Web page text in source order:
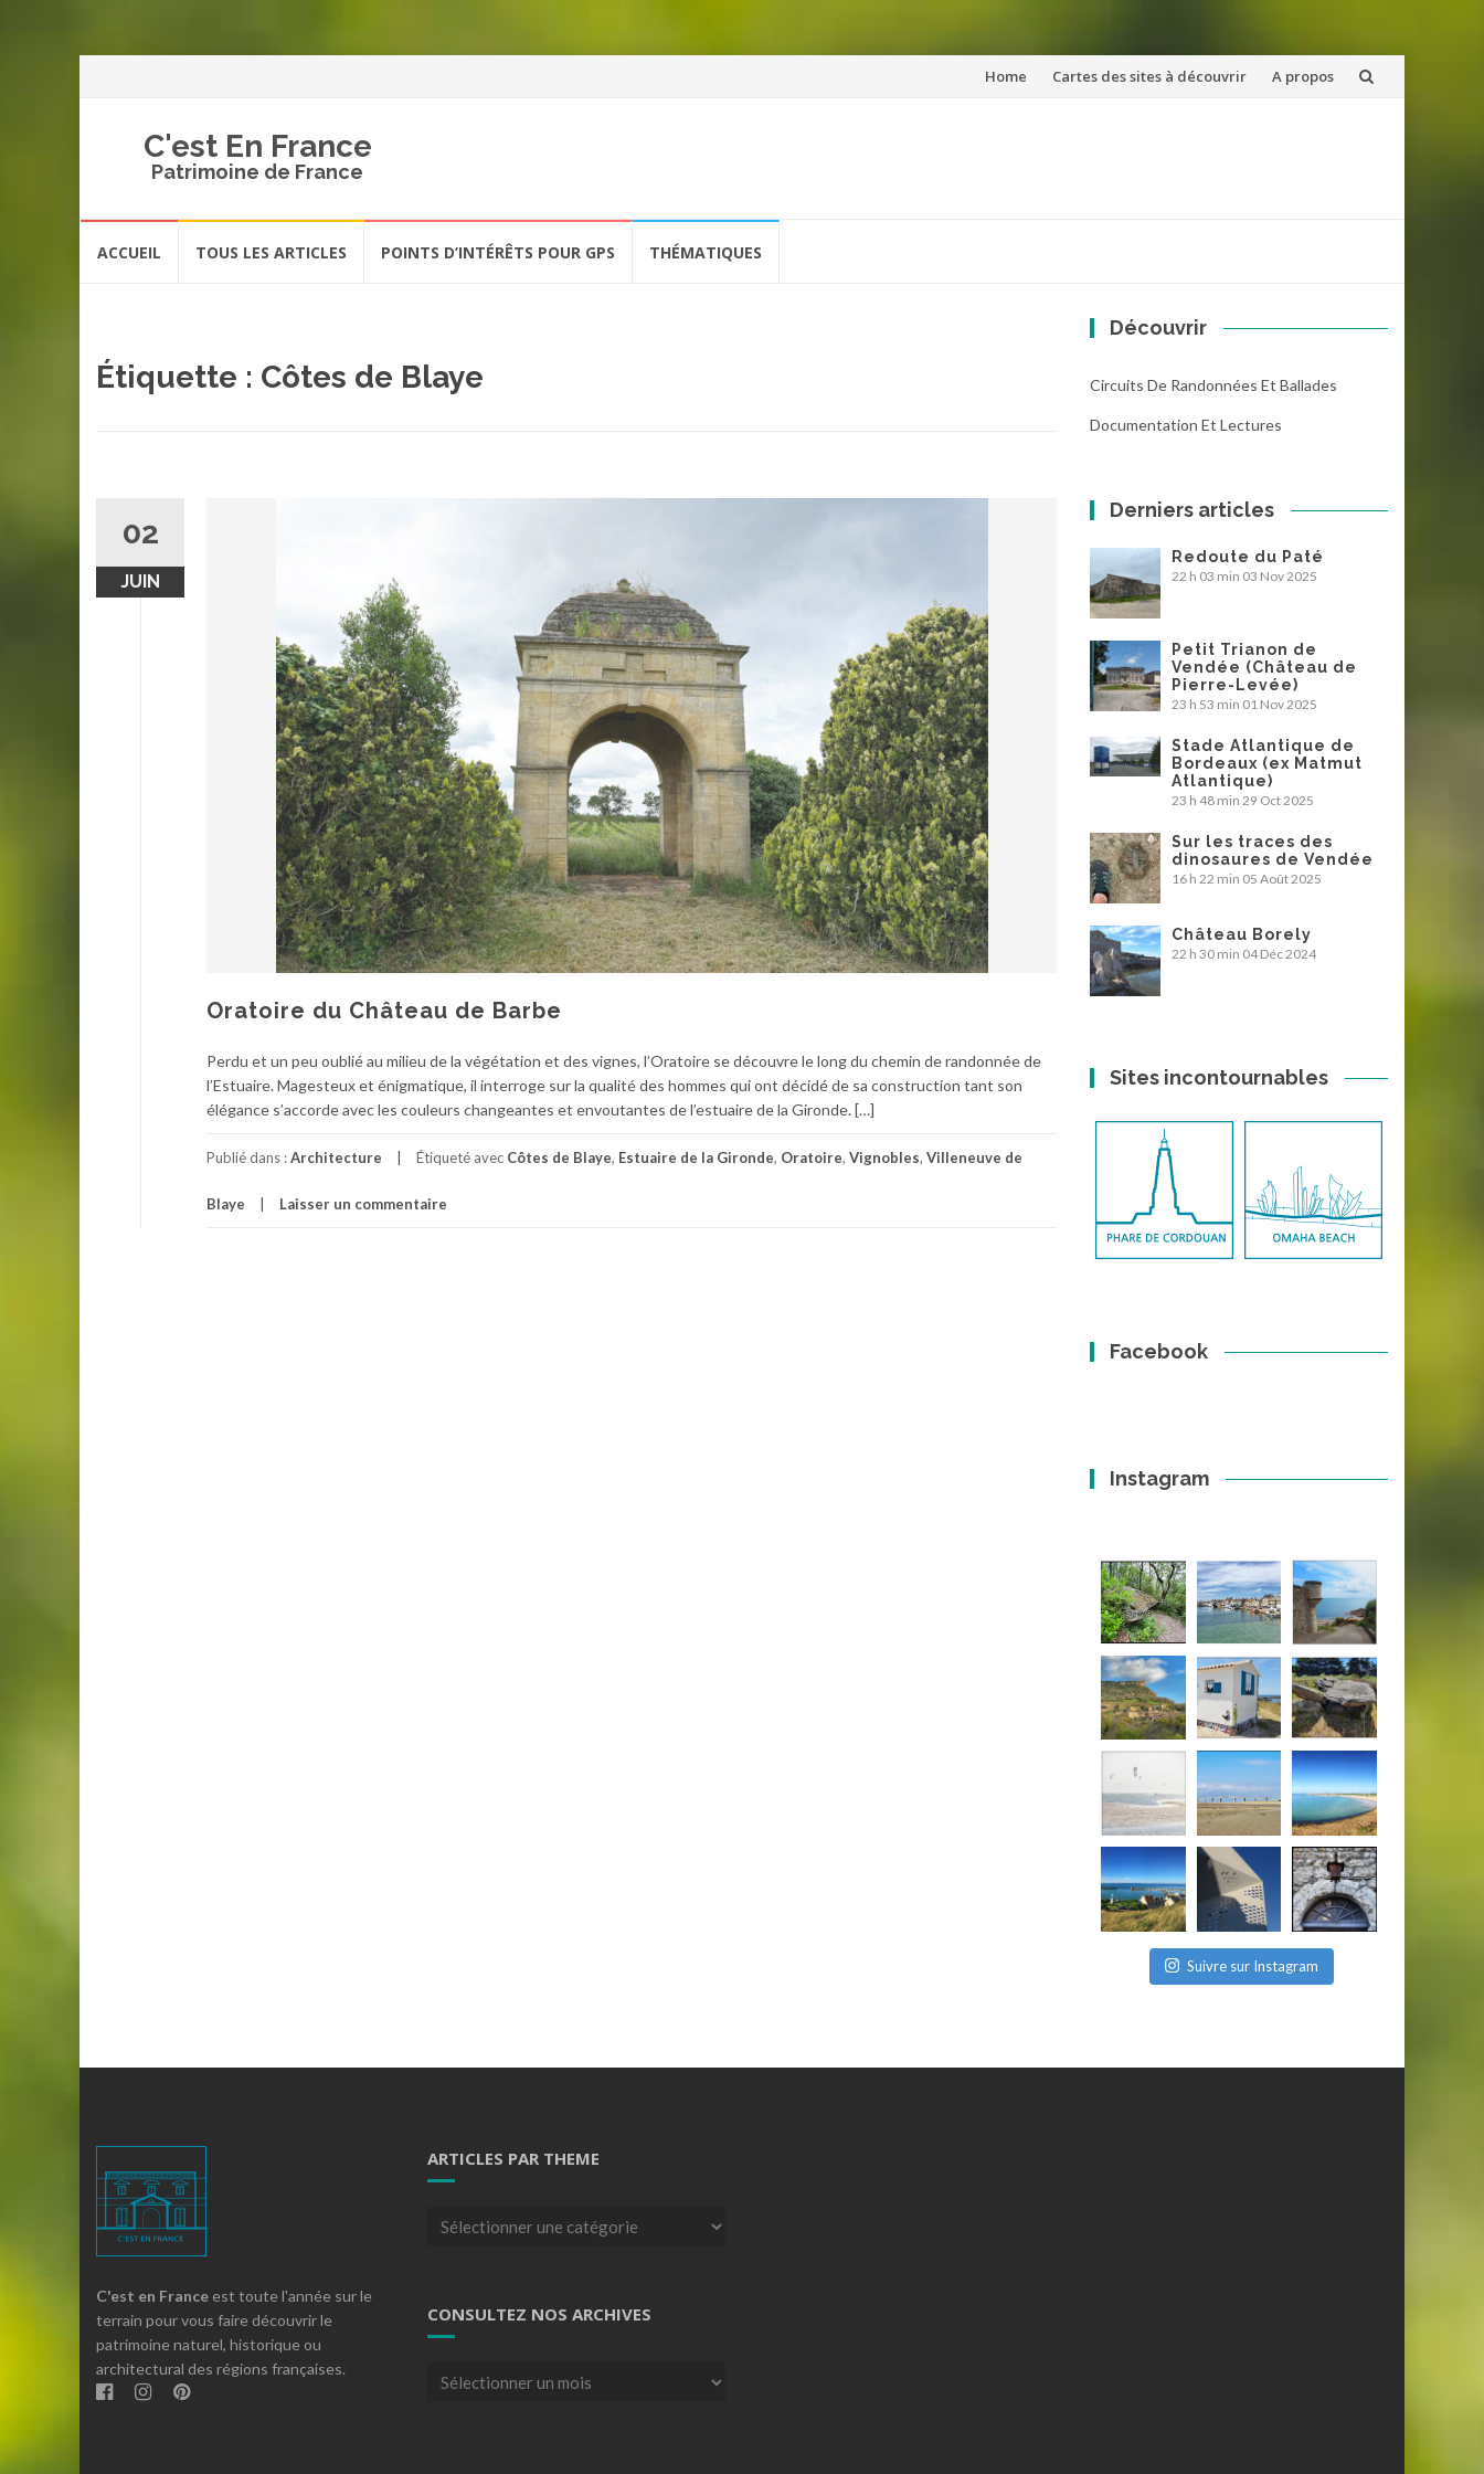
Aller
Home Cartes des sites à découvrir A propos
C'est En France
Patrimoine de France
ACCUEIL TOUS LES ARTICLES POINTS D’INTÉRÊTS POUR GPS THÉMATIQUES
Étiquette : Côtes de Blaye
02
JUIN
Oratoire du Château de Barbe
Perdu et un peu oublié au milieu de la végétation et des vignes, l’Oratoire se découvre le long du chemin de randonnée de
l’Estuaire. Magesteux et énigmatique, il interroge sur la qualité des hommes qui ont décidé de sa construction tant son
élégance s’accorde avec les couleurs changeantes et envoutantes de l’estuaire de la Gironde. […]
Publié dans :Architecture Étiqueté avec Côtes de Blaye, Estuaire de la Gironde, Oratoire, Vignobles, Villeneuve de
Blaye Laisser un commentaire
Découvrir
Circuits De Randonnées Et Ballades
Documentation Et Lectures
Derniers articles
Redoute du Paté
22 h 03 min 03 Nov 2025
Petit Trianon de
Vendée (Château de
Pierre-Levée)
23 h 53 min 01 Nov 2025
Stade Atlantique de
Bordeaux (ex Matmut
Atlantique)
23 h 48 min 29 Oct 2025
Sur les traces des
dinosaures de Vendée
16 h 22 min 05 Août 2025
Château Borely
22 h 30 min 04 Déc 2024
Sites incontournables
Facebook
Instagram
Suivre sur Instagram
C'est en France est toute l'année sur le
terrain pour vous faire découvrir le
patrimoine naturel, historique ou
architectural des régions françaises.
ARTICLES PAR THEME
Articles
CONSULTEZ NOS ARCHIVES
Consultez